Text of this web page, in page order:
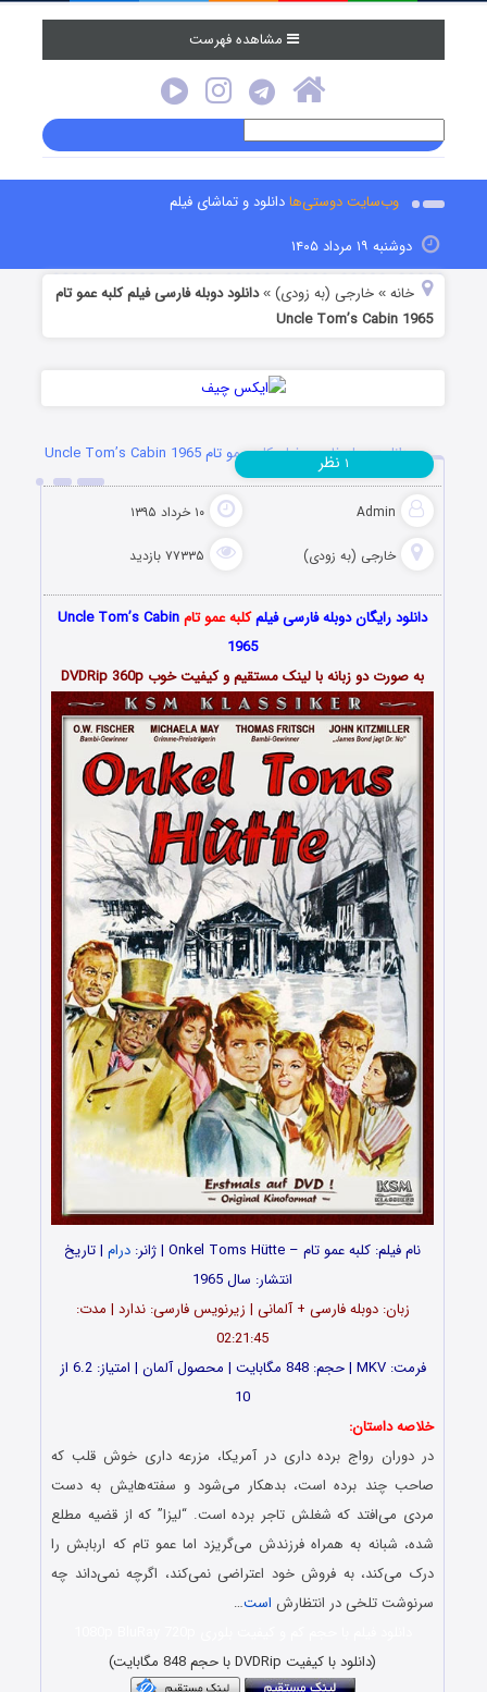
مشاهده فهرست
وب‌سایت دوستی‌هادانلود و تماشای فیلم
دوشنبه ۱۹ مرداد ۱۴۰۵
خانه »خارجی (به زودی) »دانلود دوبله فارسی فیلم کلبه عمو تام
Uncle Tom’s Cabin 1965
دانلود دوبله فارسی فیلم کلبه عمو تام Uncle Tom’s Cabin 1965
Admin ۱۰ خرداد ۱۳۹۵
خارجی (به زودی) ۷۷۳۳۵ بازدید
۱ نظر
دانلود رایگان دوبله فارسی فیلمکلبه عمو تامUncle Tom’s Cabin
1965
به صورت دو زبانه با لینک مستقیم و کیفیت خوب DVDRip 360p
نام فیلم: کلبه عمو تام – Onkel Toms Hütte | ژانر: درام | تاریخ
انتشار: سال 1965
زبان: دوبله فارسی + آلمانی | زیرنویس فارسی: ندارد | مدت:
02:21:45
فرمت: MKV | حجم: 848 مگابایت | محصول آلمان | امتیاز: 6.2 از
10
خلاصه داستان:
در دوران رواج برده داری در آمریکا، مزرعه داری خوش قلب که
صاحب چند برده است، بدهکار می‌شود و سفته‌هایش به دست
مردی می‌افتد که شغلش تاجر برده است. “لیزا” که از قضیه مطلع
شده، شبانه به همراه فرزندش می‌گریزد اما عمو تام که اربابش را
درک می‌کند، به فروش خود اعتراضی نمی‌کند، اگرچه نمی‌داند چه
سرنوشت تلخی در انتظارش است…
(دانلود با کیفیت DVDRip با حجم 848 مگابایت)